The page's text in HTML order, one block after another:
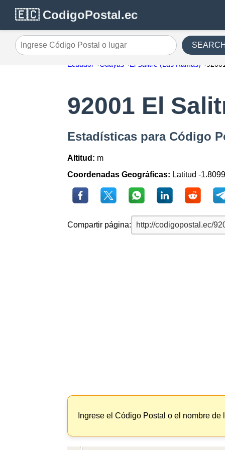
🇪🇨 CodigoPostal.ec
Ingrese Código Postal o lugar
Ecuador Guayas El Salitre (Las Ramas)
92001 El
Estadísticas para Código
Altitud: m
Coordenadas Geográficas: Latitud -
Compartir página:
Ingrese el Código Postal o el nombre